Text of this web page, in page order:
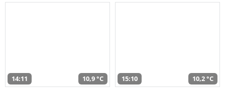
14:11 10,9 °C 15:10 10,2 °C